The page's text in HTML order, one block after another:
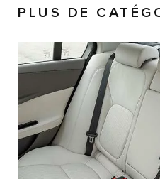
PLUS DE